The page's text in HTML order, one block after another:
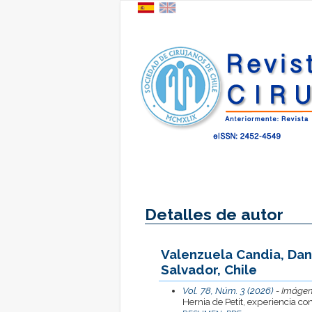
Detalles de autor
Valenzuela Candia,
Salvador, Chile
Vol. 78, Núm. 3 (2026)-
Hernia de Petit, experiencia